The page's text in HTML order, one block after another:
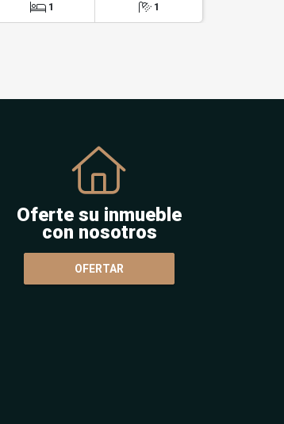
1 1
Oferte su inmueble
con nosotros
OFERTAR